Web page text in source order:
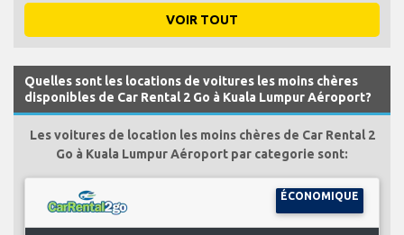
VOIR TOUT
Quelles sont les locations de voitures les moins chères
disponibles de Car Rental 2 Go à Kuala Lumpur Aéroport?
Les voitures de location les moins chères de Car Rental 2
Go à Kuala Lumpur Aéroport par categorie sont:
ÉCONOMIQUE